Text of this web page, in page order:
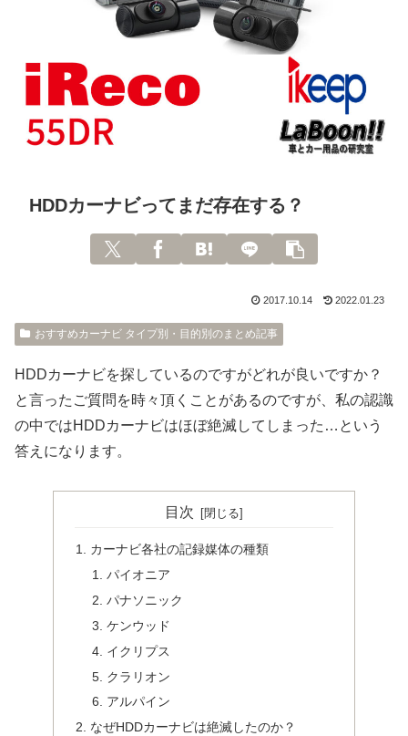
HDDカーナビってまだ存在する？
2017.10.14 2022.01.23
おすすめカーナビ タイプ別・目的別のまとめ記事
HDDカーナビを探しているのですがどれが良いですか？
と言ったご質問を時々頂くことがあるのですが、私の認識
の中ではHDDカーナビはほぼ絶滅してしまった…という
答えになります。
目次
カーナビ各社の記録媒体の種類
パイオニア
パナソニック
ケンウッド
イクリプス
クラリオン
アルパイン
なぜHDDカーナビは絶滅したのか？